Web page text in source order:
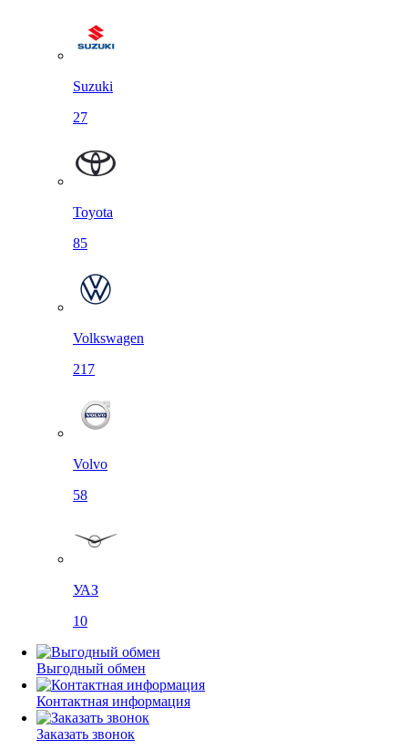
Suzuki
27
Toyota
85
Volkswagen
217
Volvo
58
УАЗ
10
Выгодный обмен
Контактная информация
Заказать звонок